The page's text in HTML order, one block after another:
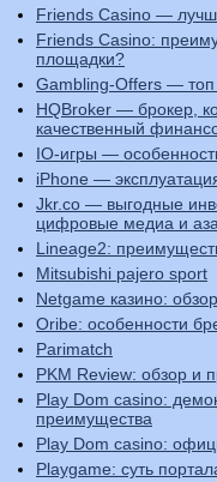
Friends Casino —
Friends Casino:
площадки?
Gambling-Offers — топ
HQBroker — брокер,
качественный
IO-игры —
iPhone —
Jkr.co — выгодные
цифровые медиа и
Lineage2:
Mitsubishi pajero sport
Netgame казино:
Oribe: особенности
Parimatch
PKM Review: обзор и
Play Dom casino:
преимущества
Play Dom casino:
Playgame: суть